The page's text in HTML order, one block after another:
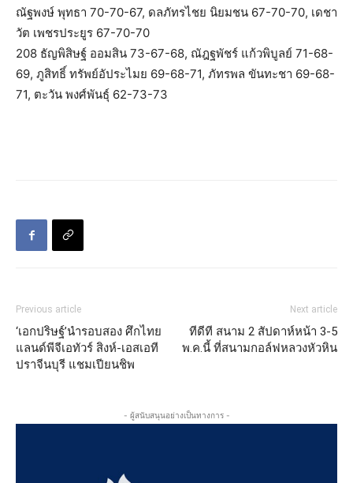
ณัฐพงษ์ พุทธา 70-70-67, ดลภัทรไชย นิยมชน 67-70-70, เดชา
วัต เพชรประยูร 67-70-70
208 ธัญพิสิษฐ์ ออมสิน 73-67-68, ณัฎฐพัชร์ แก้วพิบูลย์ 71-68-
69, ภูสิทธิ์ ทรัพย์อัประไมย 69-68-71, ภัทรพล ขันทะชา 69-68-
71, ตะวัน พงศ์พันธุ์ 62-73-73
Previous article
‘เอกปริษฐ์’นำรอบสอง ศึกไทย
แลนด์พีจีเอทัวร์ สิงห์-เอสเอที
ปราจีนบุรี แชมเปียนชิพ
Next article
ทีดีที สนาม 2 สัปดาห์หน้า 3-5
พ.ค.นี้ ที่สนามกอล์ฟหลวงหัวหิน
- ผู้สนับสนุนอย่างเป็นทางการ -